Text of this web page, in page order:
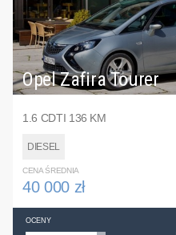
Opel Zafira Tourer
1.6 CDTI 136 KM
DIESEL
CENA ŚREDNIA
40 000 zł
OCENY